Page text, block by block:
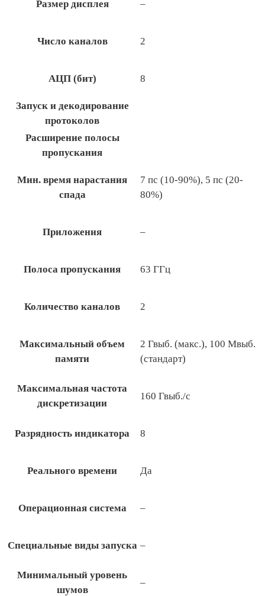
Размер дисплея –
Число каналов 2
АЦП (бит) 8
Запуск и декодирование
протоколов
Расширение полосы
пропускания
Мин. время нарастания
спада
7 пс (10-90%), 5 пс (20-
80%)
Приложения –
Полоса пропускания 63 ГГц
Количество каналов 2
Максимальный объем
памяти
2 Гвыб. (макс.), 100 Мвыб.
(стандарт)
Максимальная частота
дискретизации
160 Гвыб./с
Разрядность индикатора 8
Реального времени Да
Операционная система –
Специальные виды запуска –
Минимальный уровень
шумов
–